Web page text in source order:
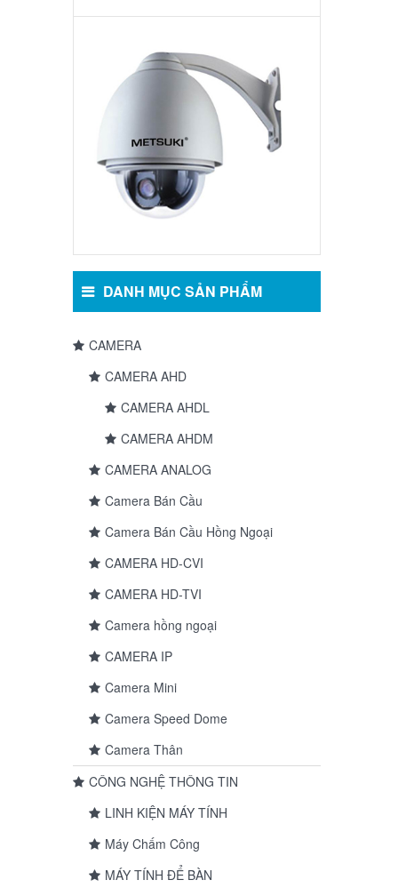
DANH MỤC SẢN PHẨM
CAMERA
CAMERA AHD
CAMERA AHDL
CAMERA AHDM
CAMERA ANALOG
Camera Bán Cầu
Camera Bán Cầu Hồng Ngoại
CAMERA HD-CVI
CAMERA HD-TVI
Camera hồng ngoại
CAMERA IP
Camera Mini
Camera Speed Dome
Camera Thân
CÔNG NGHỆ THÔNG TIN
LINH KIỆN MÁY TÍNH
Máy Chấm Công
MÁY TÍNH ĐỂ BÀN